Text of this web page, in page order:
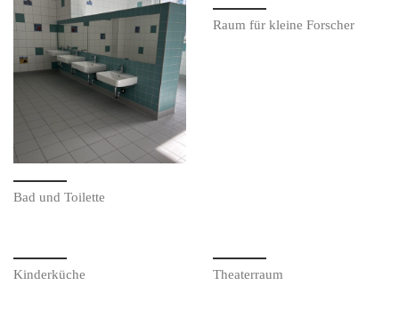
Bad und Toilette
Raum für kleine Forscher
Kinderküche Theaterraum